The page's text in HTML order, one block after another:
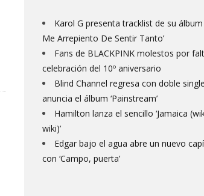
Karol G presenta tracklist de su álbum
Me Arrepiento De Sentir Tanto’
Fans de BLACKPINK molestos por
celebración del 10º aniversario
Blind Channel regresa con doble
anuncia el álbum ‘Painstream’
Hamilton lanza el sencillo ‘Jamaica
wiki)’
Edgar bajo el agua abre un nuevo
con ‘Campo, puerta’